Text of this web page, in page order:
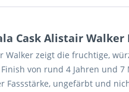
Cask Alistair
zeigt die fruchtige,
von rund 4 Jahren und
Fassstärke, ungefärbt und